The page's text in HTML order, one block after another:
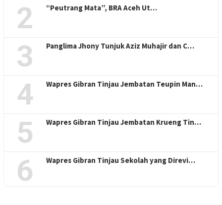
2 “Peutrang Mata”, BRA Aceh Ut…
3 Panglima Jhony Tunjuk Aziz Muhajir dan C…
4 Wapres Gibran Tinjau Jembatan Teupin Man…
5 Wapres Gibran Tinjau Jembatan Krueng Tin…
6 Wapres Gibran Tinjau Sekolah yang Direvi…